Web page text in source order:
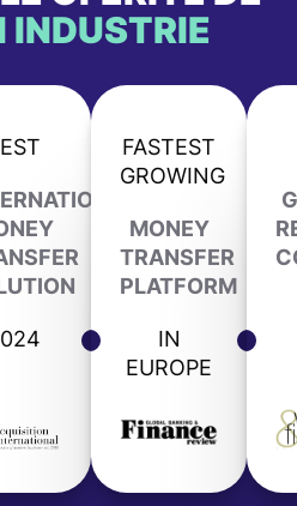
INDUSTRIE
FASTEST
GROWING
MONEY
TRANSFER
PLATFORM
IN
EUROPE